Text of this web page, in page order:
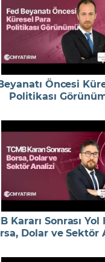
Öncesi
Politikası
Kararı Sonrası Yol
Dolar ve Sektör